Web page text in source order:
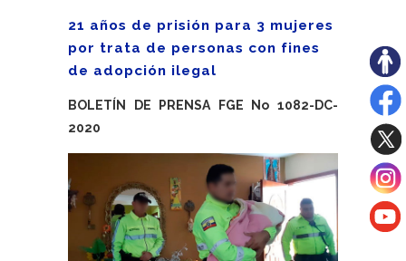
21 años de prisión para 3 mujeres
por trata de personas con fines
de adopción ilegal
BOLETÍN DE PRENSA FGE No 1082-DC-
2020